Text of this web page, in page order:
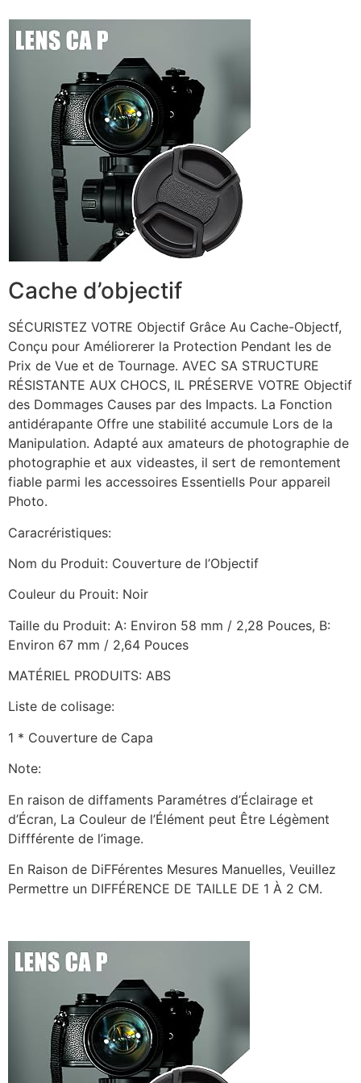
Cache d’objectif
SÉCURISTEZ VOTRE Objectif Grâce Au Cache-Objectf,
Conçu pour Améliorerer la Protection Pendant les de
Prix de Vue et de Tournage. AVEC SA STRUCTURE
RÉSISTANTE AUX CHOCS, IL PRÉSERVE VOTRE Objectif
des Dommages Causes par des Impacts. La Fonction
antidérapante Offre une stabilité accumule Lors de la
Manipulation. Adapté aux amateurs de photographie de
photographie et aux videastes, il sert de remontement
fiable parmi les accessoires Essentiells Pour appareil
Photo.
Caracréristiques:
Nom du Produit: Couverture de l’Objectif
Couleur du Prouit: Noir
Taille du Produit: A: Environ 58 mm / 2,28 Pouces, B:
Environ 67 mm / 2,64 Pouces
MATÉRIEL PRODUITS: ABS
Liste de colisage:
1 * Couverture de Capa
Note:
En raison de diffaments Paramétres d’Éclairage et
d’Écran, La Couleur de l’Élément peut Être Légèment
Diffférente de l’image.
En Raison de DiFFérentes Mesures Manuelles, Veuillez
Permettre un DIFFÉRENCE DE TAILLE DE 1 À 2 CM.